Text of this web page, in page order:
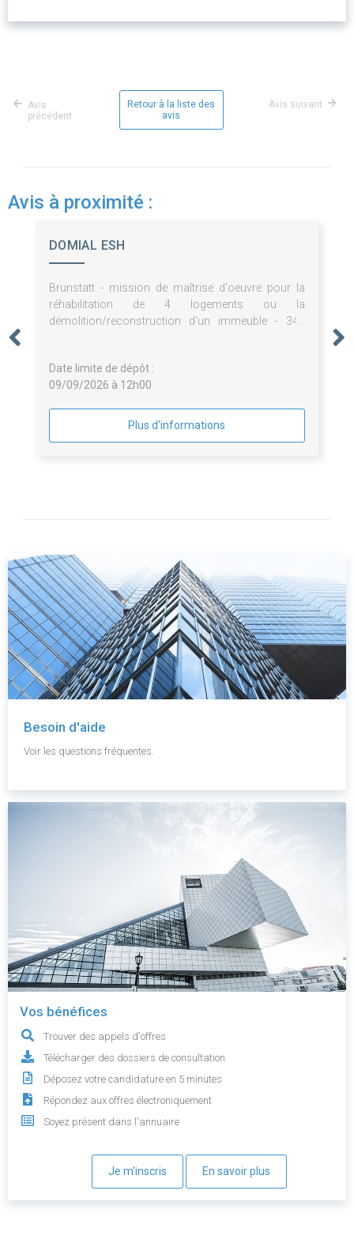
Avis
précédent
Retour à la liste des
avis
Avis suivant
Avis à proximité :
DOMIAL ESH
Brunstatt - mission de maîtrise d'oeuvre pour la
réhabilitation de 4 logements ou la
démolition/reconstruction d'un immeuble - 344
Date limite de dépôt :
09/09/2026 à 12h00
Plus d'informations
Besoin d'aide
Voir les questions fréquentes.
Vos bénéfices
Trouver des appels d'offres
Télécharger des dossiers de consultation
Déposez votre candidature en 5 minutes
Répondez aux offres électroniquement
Soyez présent dans l'annuaire
Je m'inscris En savoir plus